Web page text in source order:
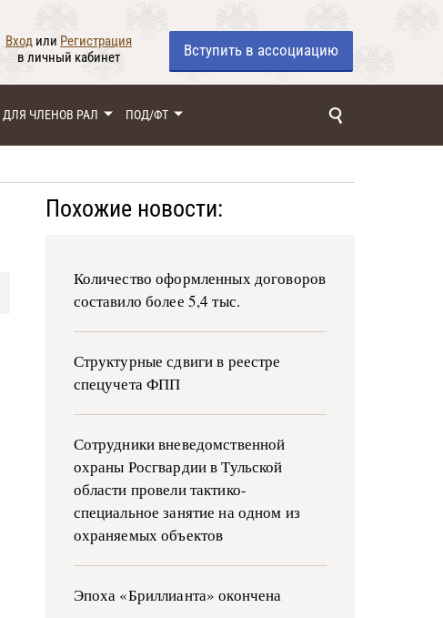
Вход или Регистрация
в личный кабинет
Вступить в ассоциацию
ДЛЯ ЧЛЕНОВ РАЛ ПОД/ФТ
Похожие новости:
Количество оформленных договоров
составило более 5,4 тыс.
Структурные сдвиги в реестре
спецучета ФПП
Сотрудники вневедомственной
охраны Росгвардии в Тульской
области провели тактико-
специальное занятие на одном из
охраняемых объектов
Эпоха «Бриллианта» окончена